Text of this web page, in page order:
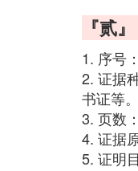
『贰
1. 序号
2. 证据
书证等。
3. 页数
4. 证据
5. 证明